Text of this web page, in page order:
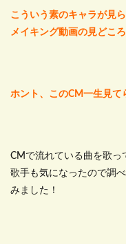
こういう素のキャラが見
メイキング動画の見どこ
ホント、このCM一生見て
CMで流れている曲を歌っ
歌手も気になったので調
みました！